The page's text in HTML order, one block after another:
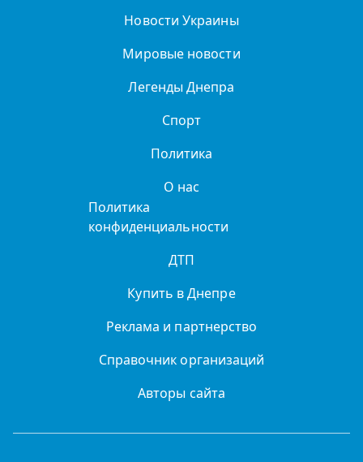
Новости Украины
Мировые новости
Легенды Днепра
Спорт
Политика
О нас
Политика
конфиденциальности
ДТП
Купить в Днепре
Реклама и партнерство
Справочник организаций
Авторы сайта